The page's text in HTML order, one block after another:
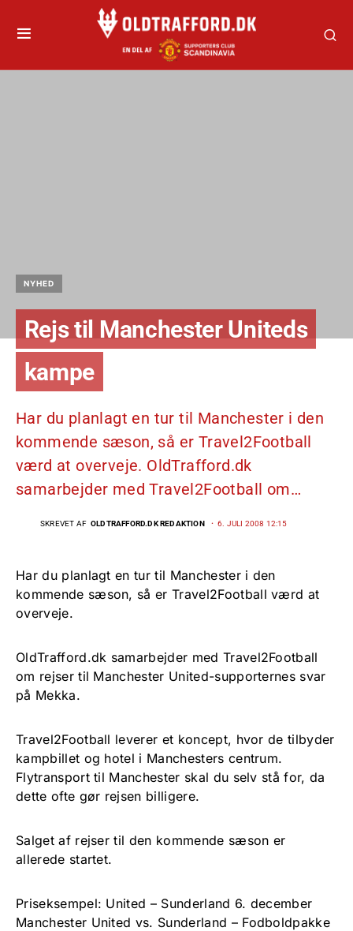
NYHED
Rejs til Manchester Uniteds
kampe
Har du planlagt en tur til Manchester i den
kommende sæson, så er Travel2Football
værd at overveje. OldTrafford.dk
samarbejder med Travel2Football om…
SKREVET AF OLDTRAFFORD.DK REDAKTION 6. JULI 2008 12:15
Har du planlagt en tur til Manchester i den
kommende sæson, så er Travel2Football værd at
overveje.
OldTrafford.dk samarbejder med Travel2Football
om rejser til Manchester United-supporternes svar
på Mekka.
Travel2Football leverer et koncept, hvor de tilbyder
kampbillet og hotel i Manchesters centrum.
Flytransport til Manchester skal du selv stå for, da
dette ofte gør rejsen billigere.
Salget af rejser til den kommende sæson er
allerede startet.
Priseksempel: United – Sunderland 6. december
Manchester United vs. Sunderland – Fodboldpakke